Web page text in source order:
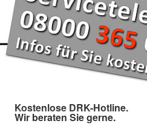
Kostenlose DRK-Hotline.
Wir beraten Sie gerne.